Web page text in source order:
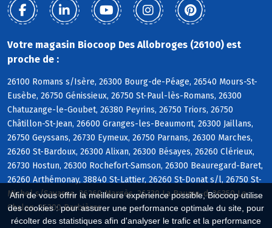
Afin de vous offrir la meilleure expérience possible, Biocoop utilise
des cookies : pour assurer une performance optimale du site, pour
récolter des statistiques afin d'analyser le trafic et la performance
Votre magasin Biocoop Des Allobroges (26100) est
proche de :
26100 Romans s/Isère, 26300 Bourg-de-Péage, 26540 Mours-St-
Eusèbe, 26750 Génissieux, 26750 St-Paul-lès-Romans, 26300
Chatuzange-le-Goubet, 26380 Peyrins, 26750 Triors, 26750
Châtillon-St-Jean, 26600 Granges-les-Beaumont, 26300 Jaillans,
26750 Geyssans, 26730 Eymeux, 26750 Parnans, 26300 Marches,
26260 St-Bardoux, 26300 Alixan, 26300 Bésayes, 26260 Clérieux,
26730 Hostun, 26300 Rochefort-Samson, 26300 Beauregard-Baret,
26260 Arthémonay, 38840 St-Lattier, 26260 St-Donat s/l, 26750 St-
Michel s/Savasse, 26260 Margès, 26730 La Baume-d, 26350 Le
Chalon, 26300 Barbières